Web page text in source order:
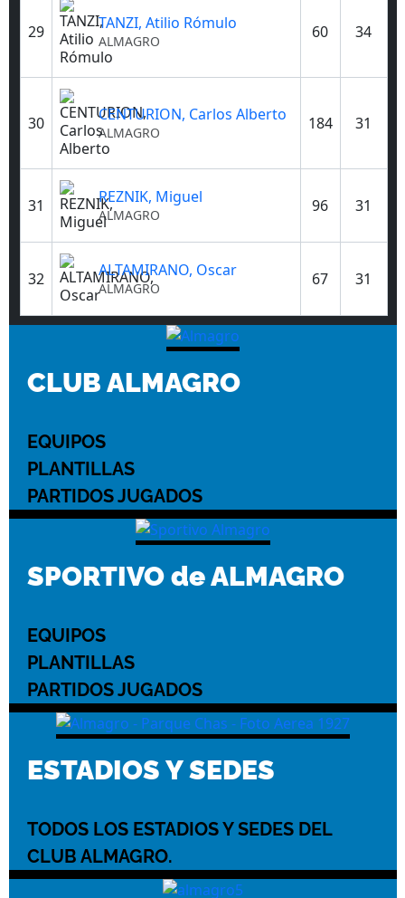
29 TANZI, Atilio Rómulo
ALMAGRO 60 34
30 CENTURION, Carlos Alberto
ALMAGRO 184 31
31 REZNIK, Miguel
ALMAGRO 96 31
32 ALTAMIRANO, Oscar
ALMAGRO 67 31
CLUB ALMAGRO
EQUIPOS
PLANTILLAS
PARTIDOS JUGADOS
SPORTIVO de ALMAGRO
EQUIPOS
PLANTILLAS
PARTIDOS JUGADOS
ESTADIOS Y SEDES
TODOS LOS ESTADIOS Y SEDES DEL
CLUB ALMAGRO.